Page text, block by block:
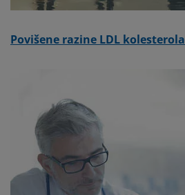
Povišene razine LDL kolesterola